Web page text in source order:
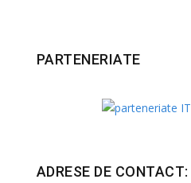
PARTENERIATE
ADRESE DE CONTACT: